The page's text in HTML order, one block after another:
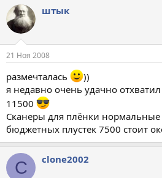
штык
21 Ноя 2008
размечталась
))
я недавно очень удачно
11500
Сканеры для плёнки
бюджетных плустек 7500 стоит
C clone2002